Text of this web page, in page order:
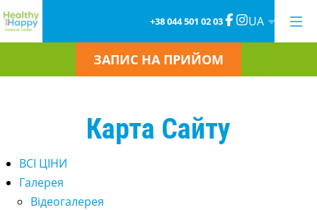
+38 044 501 02 03 UA
ЗАПИС НА ПРИЙОМ
Карта Сайту
ВСІ ЦІНИ
Галерея
Відеогалерея